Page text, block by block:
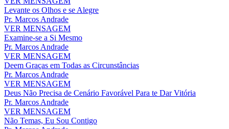
Levante os Olhos e se Alegre
Pr. Marcos Andrade
VER MENSAGEM
Examine-se a Si Mesmo
Pr. Marcos Andrade
VER MENSAGEM
Deem Graças em Todas as Circunstâncias
Pr. Marcos Andrade
VER MENSAGEM
Deus Não Precisa de Cenário Favorável Para te Dar Vitória
Pr. Marcos Andrade
VER MENSAGEM
Não Temas, Eu Sou Contigo